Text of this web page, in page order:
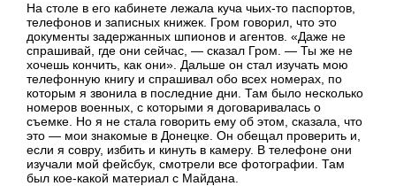
На столе в его кабинете лежала куча чьих-то паспортов,
телефонов и записных книжек. Гром говорил, что это
документы задержанных шпионов и агентов. «Даже не
спрашивай, где они сейчас, — сказал Гром. — Ты же не
хочешь кончить, как они». Дальше он стал изучать мою
телефонную книгу и спрашивал обо всех номерах, по
которым я звонила в последние дни. Там было несколько
номеров военных, с которыми я договаривалась о
съемке. Но я не стала говорить ему об этом, сказала, что
это — мои знакомые в Донецке. Он обещал проверить и,
если я совру, избить и кинуть в камеру. В телефоне они
изучали мой фейсбук, смотрели все фотографии. Там
был кое-какой материал с Майдана.